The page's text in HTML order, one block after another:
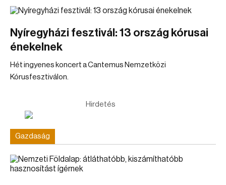
Nyíregyházi fesztivál: 13 ország kórusai
énekelnek
Hét ingyenes koncert a Cantemus Nemzetközi
Kórusfesztiválon.
Hirdetés
Gazdaság